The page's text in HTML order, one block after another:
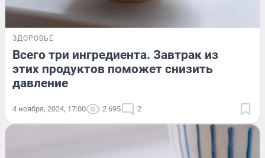
ЗДОРОВЬЕ
Всего три ингредиента. Завтрак из
этих продуктов поможет снизить
давление
4 ноября, 2024, 17:00 2 695 2